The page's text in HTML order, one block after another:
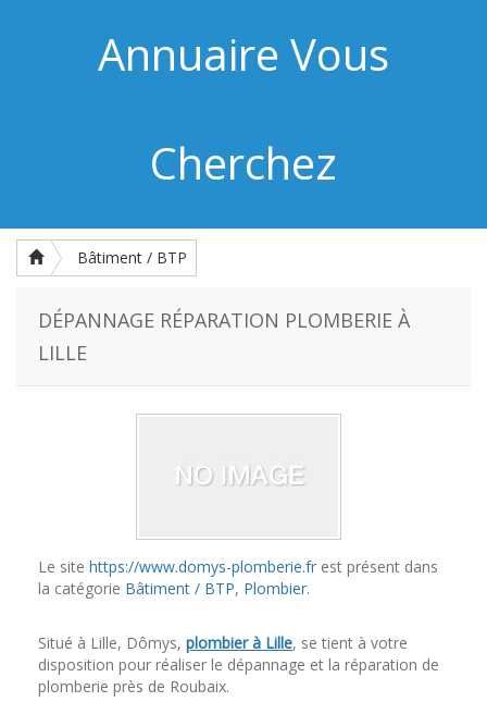
Annuaire Vous
Cherchez
Bâtiment / BTP
DÉPANNAGE RÉPARATION PLOMBERIE À
LILLE
Le site https://www.domys-plomberie.fr est présent dans
la catégorie Bâtiment / BTP, Plombier.
Situé à Lille, Dômys, plombier à Lille, se tient à votre
disposition pour réaliser le dépannage et la réparation de
plomberie près de Roubaix.